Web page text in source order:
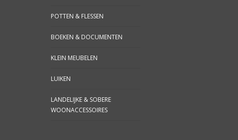
POTTEN & FLESSEN
BOEKEN & DOCUMENTEN
KLEIN MEUBELEN
LUIKEN
LANDELIJKE & SOBERE
WOONACCESSOIRES